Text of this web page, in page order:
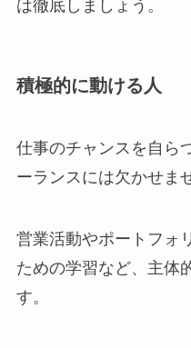
は徹底しましょう。
積極的に動ける人
仕事のチャンスを自ら
ーランスには欠かせま
営業活動やポートフォ
ための学習など、主体
す。